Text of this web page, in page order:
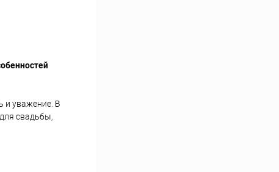
и уважение. В
свадьбы,